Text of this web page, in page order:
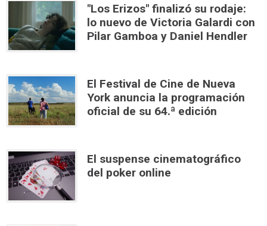
"Los Erizos" finalizó su rodaje:
lo nuevo de Victoria Galardi con
Pilar Gamboa y Daniel Hendler
El Festival de Cine de Nueva
York anuncia la programación
oficial de su 64.ª edición
El suspense cinematográfico
del poker online